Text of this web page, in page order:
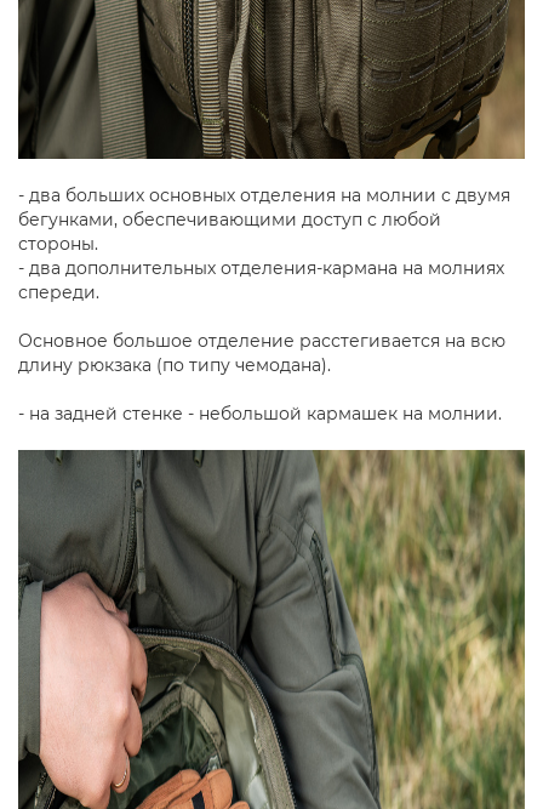
- два больших основных отделения на молнии с двумя
бегунками, обеспечивающими доступ с любой
стороны.
- два дополнительных отделения-кармана на молниях
спереди.
Основное большое отделение расстегивается на всю
длину рюкзака (по типу чемодана).
- на задней стенке - небольшой кармашек на молнии.